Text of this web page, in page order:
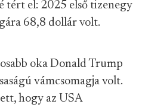
tért el: 2025 első tizenegy
68,8 dollár volt.
oka Donald Trump
vámcsomagja volt.
hogy az USA